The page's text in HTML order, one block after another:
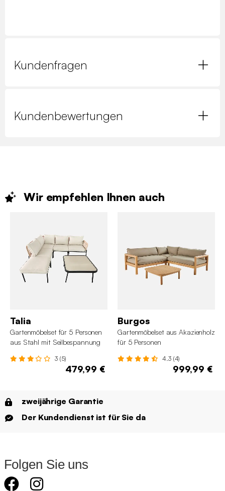
Kundenfragen
Kundenbewertungen
Wir empfehlen Ihnen auch
Talia
Gartenmöbelset für 5 Personen
aus Stahl mit Seilbespannung
3 (5)
479,99 €
Burgos
Gartenmöbelset aus Akazienholz
für 5 Personen
4.3 (4)
999,99 €
zweijährige Garantie
Der Kundendienst ist für Sie da
Folgen Sie uns